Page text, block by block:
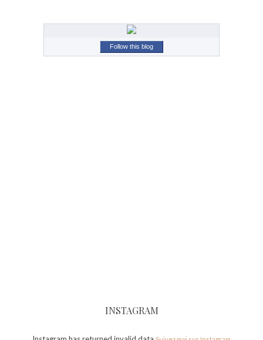
Follow this blog
INSTAGRAM